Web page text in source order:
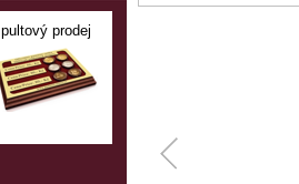
pultový prodej